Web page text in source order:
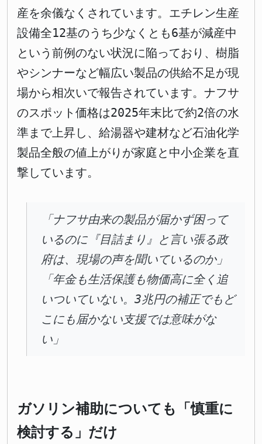
産を余儀なくされています。エチレン生産
設備全12基のうち少なくとも6基が減産中
という前例のない状況に陥っており、樹脂
やシンナーなど幅広い製品の供給不足が現
場から相次いで報告されています。ナフサ
のスポット価格は2025年末比で約2倍の水
準まで上昇し、給湯器や建材など石油化学
製品全般の値上がりが家庭と中小企業を直
撃しています。
「ナフサ由来の製品が届かず困って
いるのに『目詰まり』と言い張る政
府は、現場の声を聞いているのか」
「年金も生活保護も物価高に全く追
いついていない。3兆円の補正でもど
こにも届かない支援では意味がな
い」
ガソリン補助についても「慎重に
検討する」だけ